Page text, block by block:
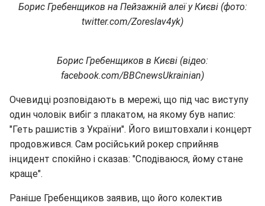
Борис Гребенщиков на Пейзажній алеї у Києві (фото:
twitter.com/Zoreslav4yk)
Борис Гребенщиков в Києві (відео:
facebook.com/BBCnewsUkrainian)
Очевидці розповідають в мережі, що під час виступу
один чоловік вибіг з плакатом, на якому був напис:
"Геть рашистів з України". Його виштовхали і концерт
продовжився. Сам російський рокер сприйняв
інцидент спокійно і сказав: "Сподіваюся, йому стане
краще".
Раніше Гребенщиков заявив, що його колектив